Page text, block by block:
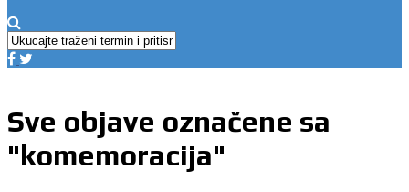
Sve objave označene sa
"komemoracija"